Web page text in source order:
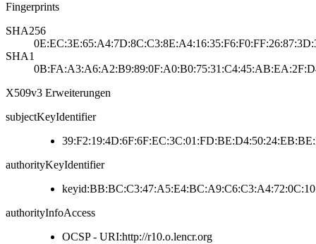
Fingerprints
SHA256
SHA1
X509v3 Erweiterungen
subjectKeyIdentifier
authorityKeyIdentifier
authorityInfoAccess
OCSP - URI:http://r10.o.lencr.org